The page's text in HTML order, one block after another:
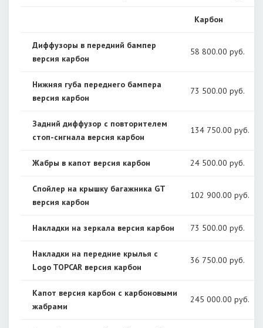
Карбон
Диффузоры в передний бампер
версия карбон
58 800.00 руб.
Нижняя губа переднего бампера
версия карбон
73 500.00 руб.
Задний диффузор с повторителем
стоп-сигнала версия карбон
134 750.00 руб.
Жабры в капот версия карбон 24 500.00 руб.
Спойлер на крышку багажника GT
версия карбон
102 900.00 руб.
Накладки на зеркала версия карбон 73 500.00 руб.
Накладки на передние крылья с
Logo TOPCAR версия карбон
36 750.00 руб.
Капот версия карбон с карбоновыми
жабрами
245 000.00 руб.